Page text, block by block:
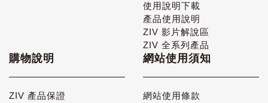
使用說明下載
產品使用說明
ZIV 影片解說區
ZIV 全系列產品
購物說明
ZIV 產品保證
網站使用須知
網站使用條款